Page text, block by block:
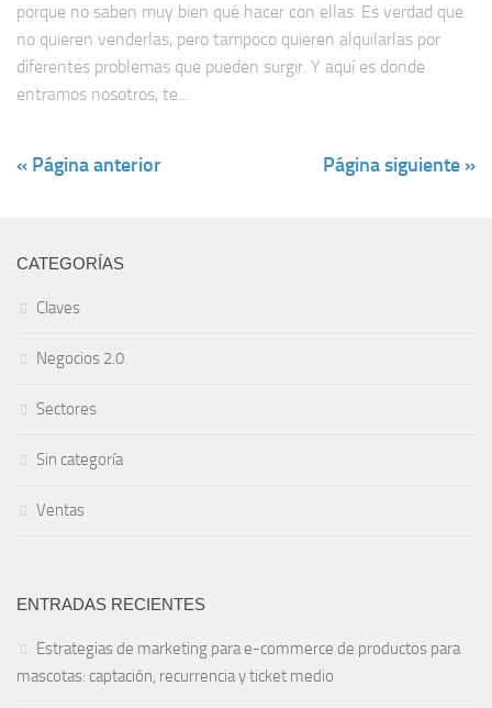
porque no saben muy bien qué hacer con ellas. Es verdad que
no quieren venderlas, pero tampoco quieren alquilarlas por
diferentes problemas que pueden surgir. Y aquí es donde
entramos nosotros, te...
« Página anterior Página siguiente »
CATEGORÍAS
Claves
Negocios 2.0
Sectores
Sin categoría
Ventas
ENTRADAS RECIENTES
Estrategias de marketing para e-commerce de productos para
mascotas: captación, recurrencia y ticket medio